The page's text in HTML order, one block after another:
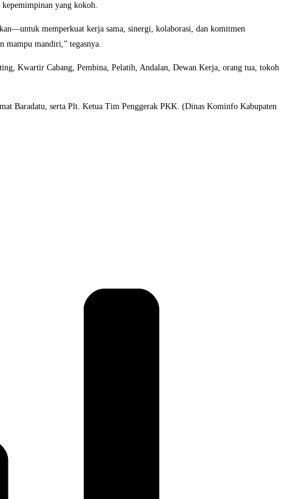
yang kokoh.
memperkuat kerja sama, sinergi, kolaborasi, dan komitmen
mampu mandiri,” tegasnya.
Kwartir Cabang, Pembina, Pelatih, Andalan, Dewan Kerja, orang tua, tokoh
Baradatu, serta Plt. Ketua Tim Penggerak PKK. (Dinas Kominfo Kabupaten